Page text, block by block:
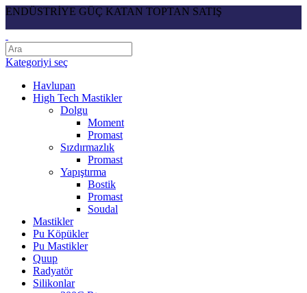
ENDÜSTRİYE GÜÇ KATAN TOPTAN SATIŞ
Kategoriyi seç
Havlupan
High Tech Mastikler
Dolgu
Moment
Promast
Sızdırmazlık
Promast
Yapıştırma
Bostik
Promast
Soudal
Mastikler
Pu Köpükler
Pu Mastikler
Quup
Radyatör
Silikonlar